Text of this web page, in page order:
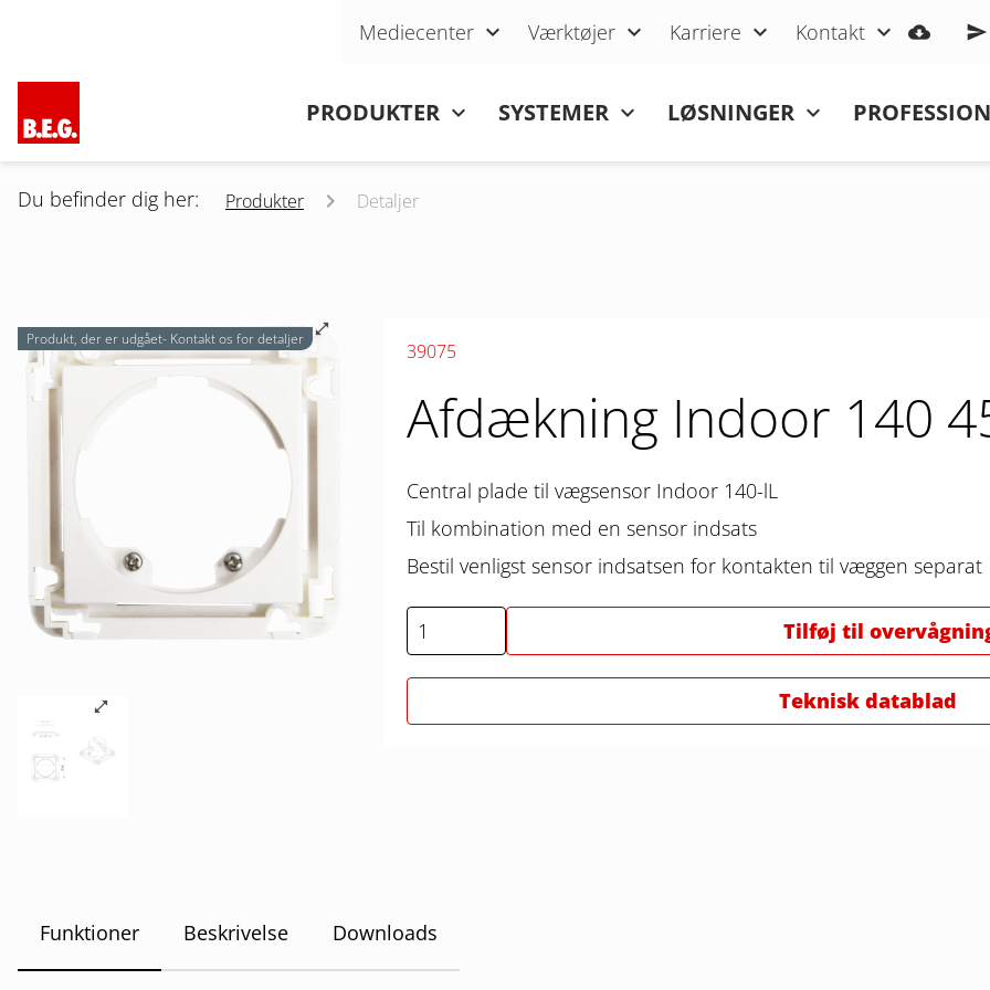
Skip navigation
Mediecenter Værktøjer Karriere Kontakt
PRODUKTER SYSTEMER LØSNINGER
Du befinder dig her: Produkter Detaljer
Produkt, der er udgået- Kontakt os for detaljer
39075
Afdækning Indoor 140
Central plade til vægsensor Indoor 140-lL
Til kombination med en sensor indsats
Bestil venligst sensor indsatsen for kontakten til væggen separat
Tilføj til
Teknisk datablad
Funktioner Beskrivelse Downloads